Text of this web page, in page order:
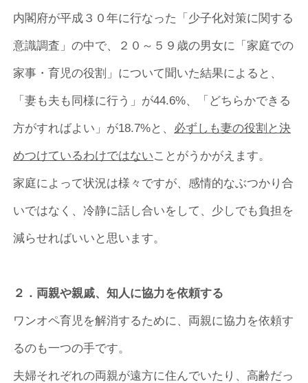
内閣府が平成３０年に行なった「少子化対策に関する
意識調査」の中で、２０～５９歳の男女に「家庭での
家事・育児の役割」について聞いた結果によると、
「妻も夫も同様に行う」が44.6%、「どちらかできる
方がすればよい」が18.7%と、 必ずしも妻の役割と決
めつけているわけではないことがうかがえます。
家庭によって状況は様々ですが、感情的なぶつかり合
いではなく、冷静に話し合いをして、少しでも負担を
減らせればいいと思います。
２．両親や親戚、知人に協力を依頼する
ワンオペ育児を解消するために、両親に協力を依頼す
るのも一つの手です。
夫婦それぞれの両親が遠方に住んでいたり、高齢だっ